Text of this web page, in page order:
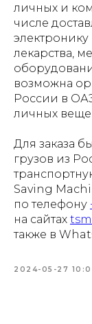
личных и
числе
лекарства,
возможна
России в
личных
Для заказа
грузов из
Saving
по телефону
на сайтах
также в
2024-05-27